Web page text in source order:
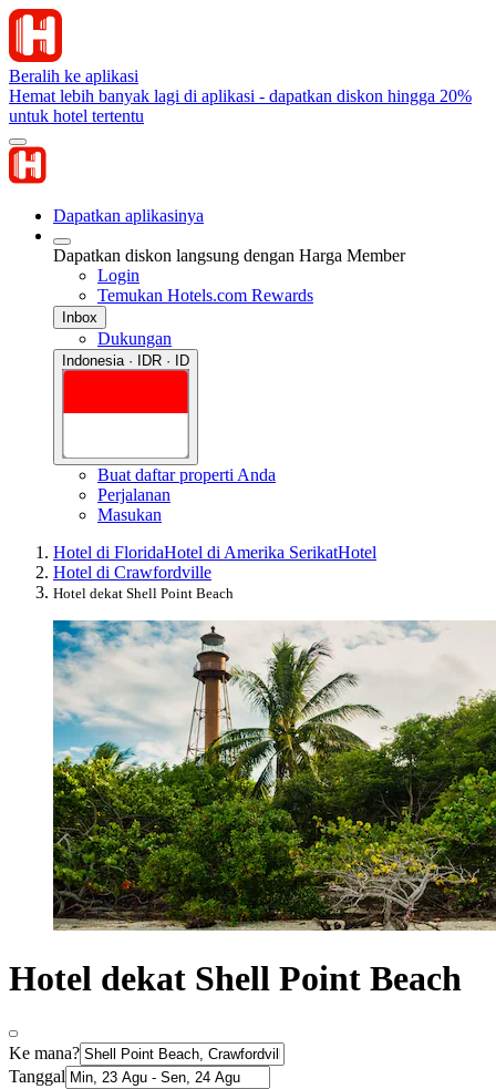
Beralih ke aplikasi
Hemat lebih banyak lagi di aplikasi - dapatkan diskon hingga 20%
untuk hotel tertentu
Dapatkan aplikasinya
Dapatkan diskon langsung dengan Harga Member
Login
Temukan Hotels.com Rewards
Inbox
Dukungan
Indonesia · IDR · ID
Buat daftar properti Anda
Perjalanan
Masukan
Hotel di FloridaHotel di Amerika SerikatHotel
Hotel di Crawfordville
Hotel dekat Shell Point Beach
Hotel dekat Shell Point Beach
Ke mana?
Tanggal